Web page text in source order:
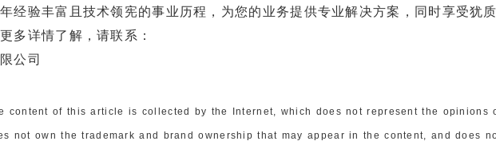
经验丰富且技术领宪的事业历程，为您的业务提供专业解决方案，同时享受犹
多详情了解，请联系：
公司
content of this article is collected by the Internet, which does not represent the opinions
not own the trademark and brand ownership that may appear in the content, and does